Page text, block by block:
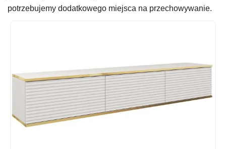
potrzebujemy dodatkowego miejsca na przechowywanie.